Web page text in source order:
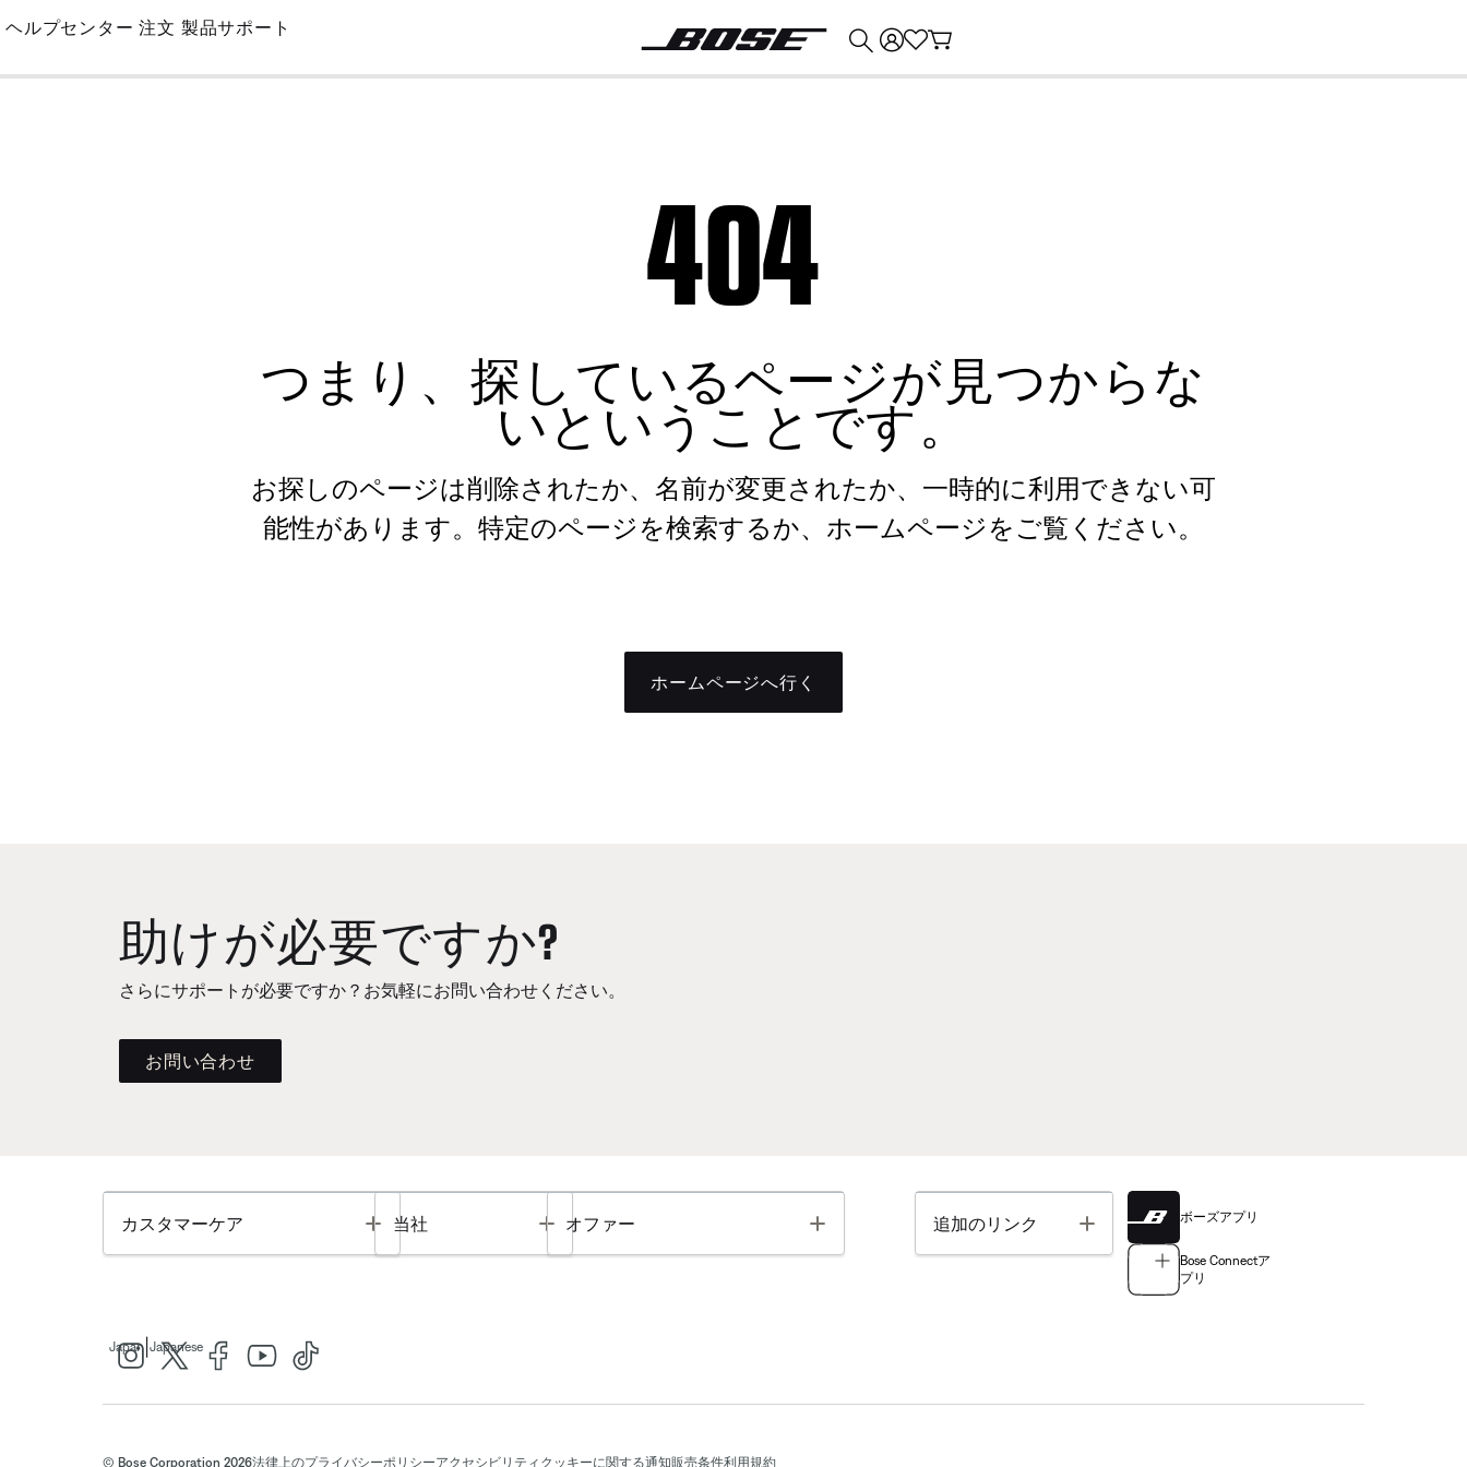
Skip
Main
ヘルプセンター 注文 製品サポート
404
つまり、探しているページが見つからな
いということです。
お探しのページは削除されたか、名前が変更されたか、一時的に利用できない可
能性があります。特定のページを検索するか、ホームページをご覧ください。
ホームページへ行く
助けが必要ですか?
さらにサポートが必要ですか？お気軽にお問い合わせください。
お問い合わせ
カスタマーケア Toggle
当社 Toggle
オファー Toggle 追加のリンク Toggle ボーズアプリ
Bose Connectア
プリ
Japan Japanese
© Bose Corporation 2026法律上のプライバシーポリシーアクセシビリティ クッキーに関する通知販売条件利用規約